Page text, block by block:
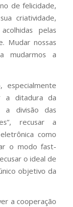
de felicidade,
criatividade,
pelas
Mudar nossas
mudarmos a
a ditadura da
a divisão das
recusar a
como
o modo fast-
o ideal de
objetivo da
a cooperação